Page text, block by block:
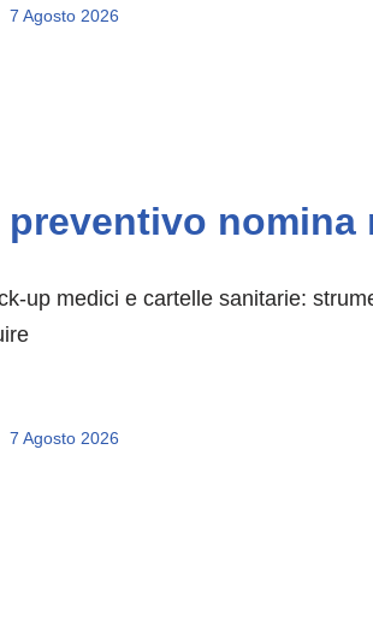
7 Agosto 2026
preventivo nomina
up medici e cartelle sanitarie:
7 Agosto 2026